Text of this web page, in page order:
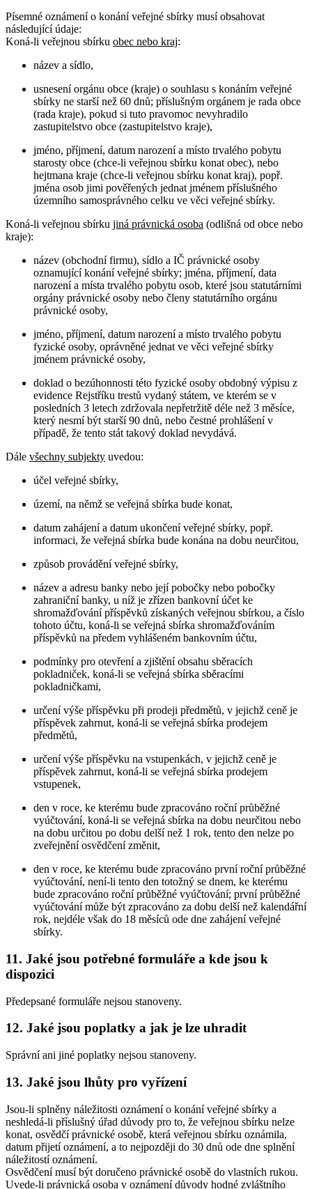
Písemné oznámení o konání veřejné sbírky musí obsahovat
následující údaje:
Koná-li veřejnou sbírku obec nebo kraj:
název a sídlo,
usnesení orgánu obce (kraje) o souhlasu s konáním veřejné
sbírky ne starší než 60 dnů; příslušným orgánem je rada obce
(rada kraje), pokud si tuto pravomoc nevyhradilo
zastupitelstvo obce (zastupitelstvo kraje),
jméno, příjmení, datum narození a místo trvalého pobytu
starosty obce (chce-li veřejnou sbírku konat obec), nebo
hejtmana kraje (chce-li veřejnou sbírku konat kraj), popř.
jména osob jimi pověřených jednat jménem příslušného
územního samosprávného celku ve věci veřejné sbírky.
Koná-li veřejnou sbírku jiná právnická osoba (odlišná od obce nebo
kraje):
název (obchodní firmu), sídlo a IČ právnické osoby
oznamující konání veřejné sbírky; jména, příjmení, data
narození a místa trvalého pobytu osob, které jsou statutárními
orgány právnické osoby nebo členy statutárního orgánu
právnické osoby,
jméno, příjmení, datum narození a místo trvalého pobytu
fyzické osoby, oprávněné jednat ve věci veřejné sbírky
jménem právnické osoby,
doklad o bezúhonnosti této fyzické osoby obdobný výpisu z
evidence Rejstříku trestů vydaný státem, ve kterém se v
posledních 3 letech zdržovala nepřetržitě déle než 3 měsíce,
který nesmí být starší 90 dnů, nebo čestné prohlášení v
případě, že tento stát takový doklad nevydává.
Dále všechny subjekty uvedou:
účel veřejné sbírky,
území, na němž se veřejná sbírka bude konat,
datum zahájení a datum ukončení veřejné sbírky, popř.
informaci, že veřejná sbírka bude konána na dobu neurčitou,
způsob provádění veřejné sbírky,
název a adresu banky nebo její pobočky nebo pobočky
zahraniční banky, u níž je zřízen bankovní účet ke
shromažďování příspěvků získaných veřejnou sbírkou, a číslo
tohoto účtu, koná-li se veřejná sbírka shromažďováním
příspěvků na předem vyhlášeném bankovním účtu,
podmínky pro otevření a zjištění obsahu sběracích
pokladniček, koná-li se veřejná sbírka sběracími
pokladničkami,
určení výše příspěvku při prodeji předmětů, v jejichž ceně je
příspěvek zahrnut, koná-li se veřejná sbírka prodejem
předmětů,
určení výše příspěvku na vstupenkách, v jejichž ceně je
příspěvek zahrnut, koná-li se veřejná sbírka prodejem
vstupenek,
den v roce, ke kterému bude zpracováno roční průběžné
vyúčtování, koná-li se veřejná sbírka na dobu neurčitou nebo
na dobu určitou po dobu delší než 1 rok, tento den nelze po
zveřejnění osvědčení změnit,
den v roce, ke kterému bude zpracováno první roční průběžné
vyúčtování, není-li tento den totožný se dnem, ke kterému
bude zpracováno roční průběžné vyúčtování; první průběžné
vyúčtování může být zpracováno za dobu delší než kalendářní
rok, nejdéle však do 18 měsíců ode dne zahájení veřejné
sbírky.
11. Jaké jsou potřebné formuláře a kde jsou k
dispozici
Předepsané formuláře nejsou stanoveny.
12. Jaké jsou poplatky a jak je lze uhradit
Správní ani jiné poplatky nejsou stanoveny.
13. Jaké jsou lhůty pro vyřízení
Jsou-li splněny náležitosti oznámení o konání veřejné sbírky a
neshledá-li příslušný úřad důvody pro to, že veřejnou sbírku nelze
konat, osvědčí právnické osobě, která veřejnou sbírku oznámila,
datum přijetí oznámení, a to nejpozději do 30 dnů ode dne splnění
náležitostí oznámení.
Osvědčení musí být doručeno právnické osobě do vlastních rukou.
Uvede-li právnická osoba v oznámení důvody hodné zvláštního